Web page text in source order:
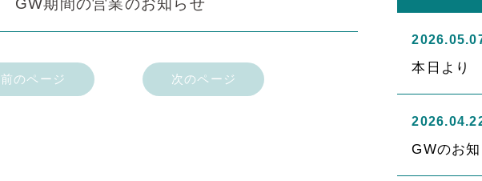
GW期間の営業のお知らせ
前のページ 次のページ
本日より
GWのお